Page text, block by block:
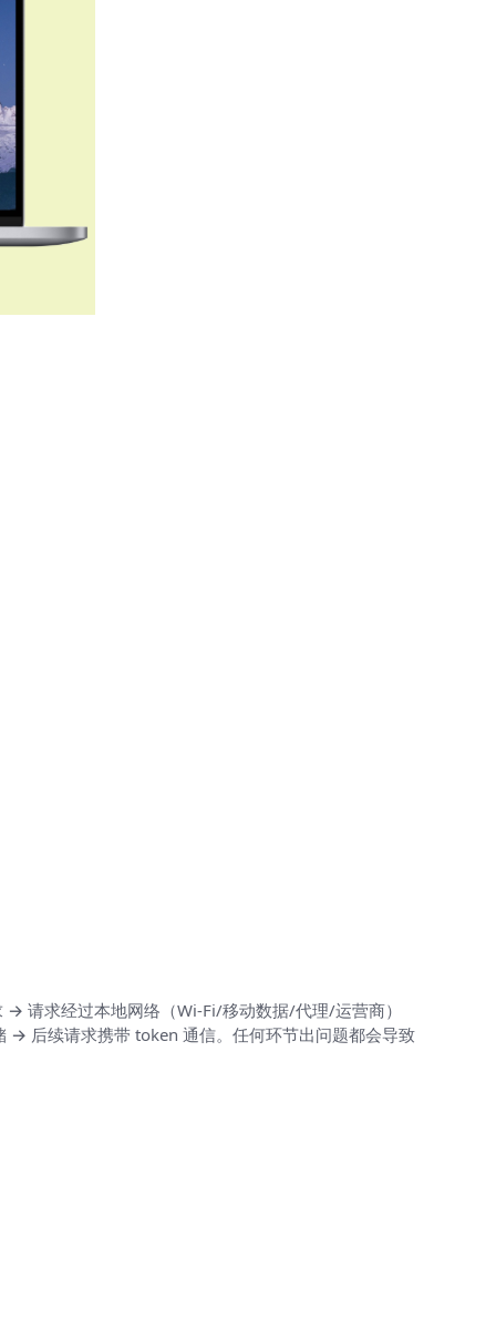
请求经过本地网络（Wi‑Fi/移动数据/代理/运营商）
后续请求携带 token 通信。任何环节出问题都会导致